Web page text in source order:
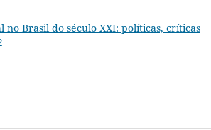
no Brasil do século XXI: políticas, críticas